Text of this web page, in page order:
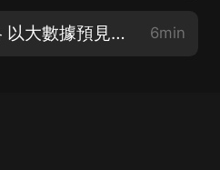
158下篇 大數據戰略 以大數據預見未來 教育行業的變革 6min